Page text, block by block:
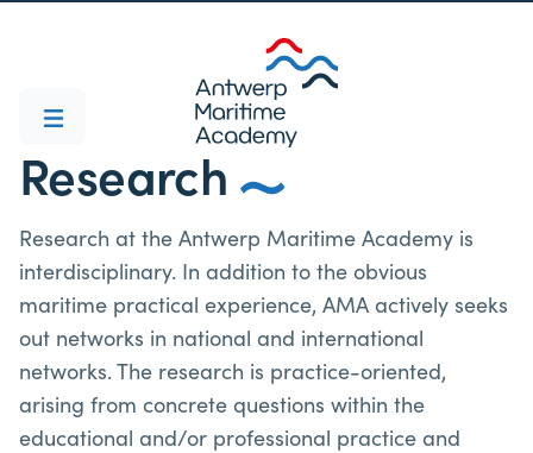
Research
Research at the Antwerp Maritime Academy is
interdisciplinary. In addition to the obvious
maritime practical experience, AMA actively seeks
out networks in national and international
networks. The research is practice-oriented,
arising from concrete questions within the
educational and/or professional practice and